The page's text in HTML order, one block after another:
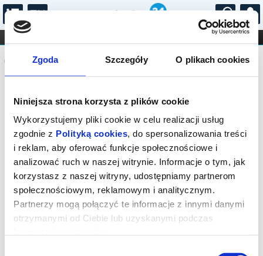
Zgoda Szczegóły O plikach cookies
Niniejsza strona korzysta z plików cookie
Wykorzystujemy pliki cookie w celu realizacji usług
zgodnie z Polityką cookies, do spersonalizowania treści
i reklam, aby oferować funkcje społecznościowe i
analizować ruch w naszej witrynie. Informacje o tym, jak
korzystasz z naszej witryny, udostępniamy partnerom
społecznościowym, reklamowym i analitycznym.
Partnerzy mogą połączyć te informacje z innymi danymi
otrzymanymi od Ciebie lub uzyskanymi podczas
...
FILHARMONIA OPERA I BALET
STAND-UP
DLA DZIECI
Komunikat
Sprzedaż biletów na niniejsze
wydarzenie została zakończona. Zapytaj
w Kasie instytucji o dostępność biletów
na wydarzenie.